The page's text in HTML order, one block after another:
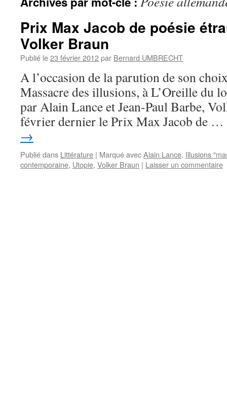
Prix Max Jacob de poésie
Volker Braun
Publié le23 février 2012par Bernard UMBRECHT
A l’occasion de la parution de son
Massacre des illusions, à L’Oreille du
par Alain Lance et Jean-Paul Barbe,
février dernier le Prix Max Jacob de …
→
Publié dans Littérature | Marqué avecAlain Lance, Illusions
contemporaine, Utopie, Volker Braun | Laisser un commentaire